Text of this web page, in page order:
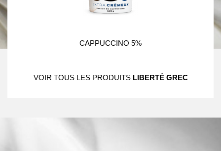
CAPPUCCINO 5%
VOIR TOUS LES PRODUITS LIBERTÉ GREC